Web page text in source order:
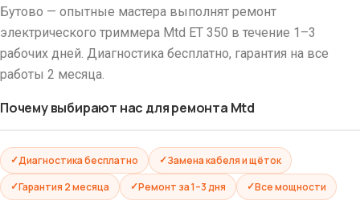
Бутово — опытные мастера выполнят ремонт
электрического триммера Mtd ET 350 в течение 1–3
рабочих дней. Диагностика бесплатно, гарантия на все
работы 2 месяца.
Почему выбирают нас для ремонта Mtd
Диагностика бесплатно
Замена кабеля и щёток
Гарантия 2 месяца
Ремонт за 1–3 дня Все мощности